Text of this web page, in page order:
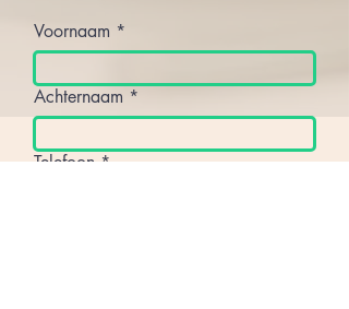
Voornaam
Achternaam
Telefoon